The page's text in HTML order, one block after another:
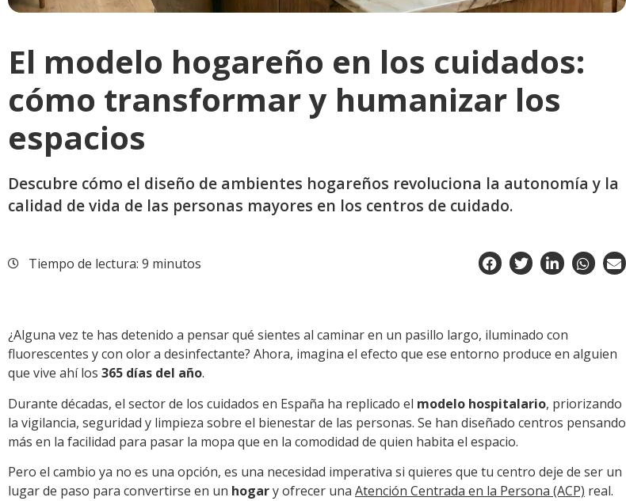
El modelo hogareño en los cuidados:
cómo transformar y humanizar los
espacios
Descubre cómo el diseño de ambientes hogareños revoluciona la autonomía y la
calidad de vida de las personas mayores en los centros de cuidado.
Tiempo de lectura: 9 minutos
¿Alguna vez te has detenido a pensar qué sientes al caminar en un pasillo largo, iluminado con
fluorescentes y con olor a desinfectante? Ahora, imagina el efecto que ese entorno produce en alguien
que vive ahí los 365 días del año.
Durante décadas, el sector de los cuidados en España ha replicado el modelo hospitalario, priorizando
la vigilancia, seguridad y limpieza sobre el bienestar de las personas. Se han diseñado centros pensando
más en la facilidad para pasar la mopa que en la comodidad de quien habita el espacio.
Pero el cambio ya no es una opción, es una necesidad imperativa si quieres que tu centro deje de ser un
lugar de paso para convertirse en un hogary ofrecer una Atención Centrada en la Persona (ACP) real.